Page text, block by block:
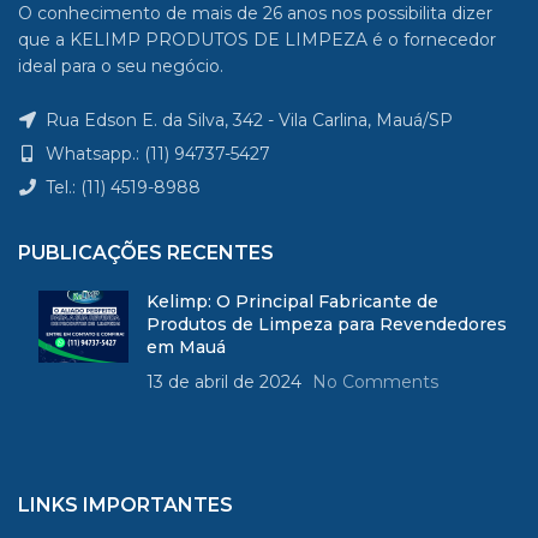
contaminar o alimento. O
mesmo ocorre com os
fragmentos da palha de aço
processo de limpeza
O conhecimento de mais de 26 anos nos possibilita dizer
que a KELIMP PRODUTOS DE LIMPEZA é o fornecedor
ideal para o seu negócio.
Rua Edson E. da Silva, 342 - Vila Carlina, Mauá/SP
Whatsapp.: (11) 94737-5427
Tel.: (11) 4519-8988
PUBLICAÇÕES RECENTES
Kelimp: O Principal Fabricante de
Produtos de Limpeza para Revendedores
em Mauá
13 de abril de 2024
No Comments
LINKS IMPORTANTES